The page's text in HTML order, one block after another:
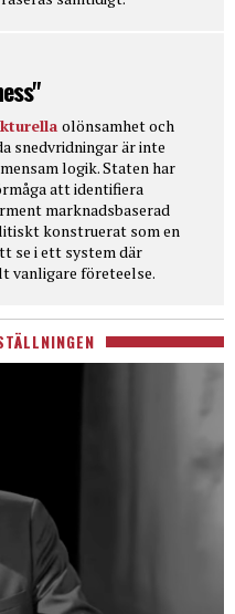
olönsamhet och
snedvridningar är inte
logik. Staten har
att identifiera
marknadsbaserad
konstruerat som en
se i ett system där
vanligare företeelse.